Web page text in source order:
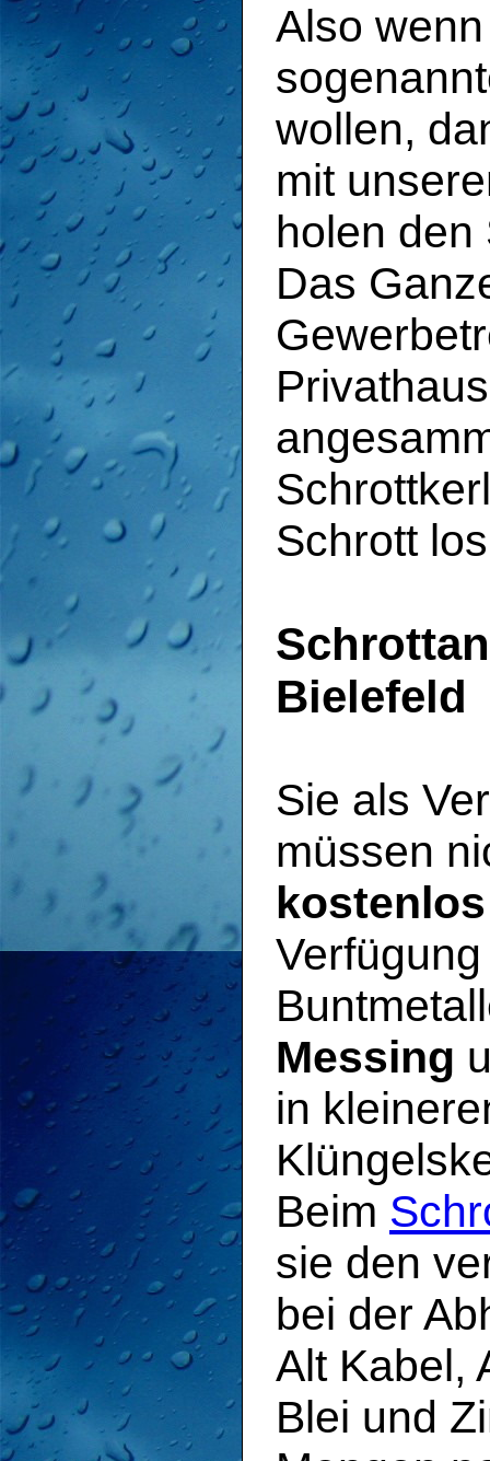
Also
wollen,
mit
holen den
Das
Schrott
Bielefeld
Sie als
müssen
Messing
in
Beim
sie den
bei der
Alt Kabel,
Blei und